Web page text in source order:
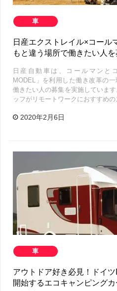
車
日産エクストレイル×コール
もと違う場所で働きたい人を
日産自動車は、コールマンと
MODEL」を利用した働き改革の
働きたい人の募集を実施していま
ッフがリモートワークにおすすめ
2020年2月6日
車
アウトドア好き必見！ドイ
開始するエコキャンピング